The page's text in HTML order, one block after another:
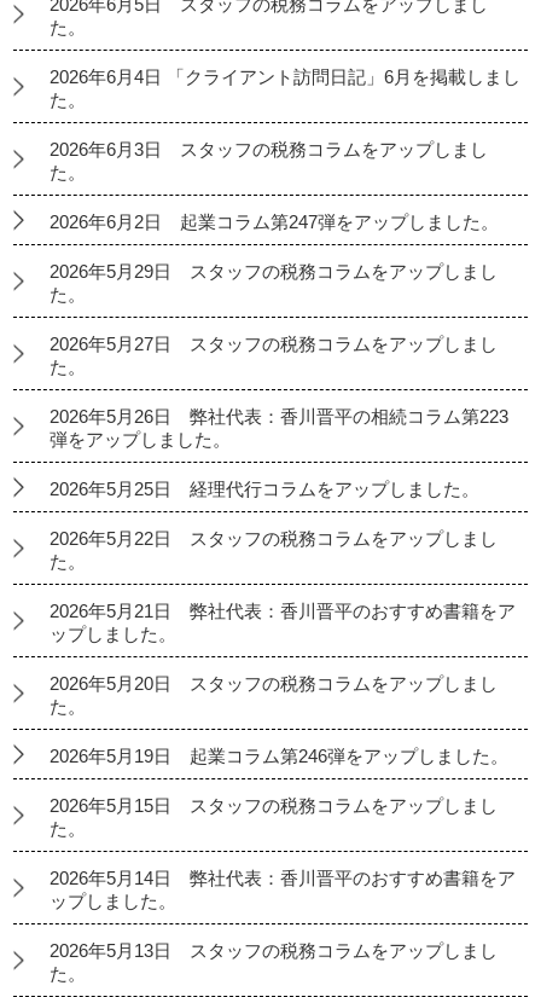
2026年6月5日 スタッフの税務コラムをアップしまし
た。
2026年6月4日 「クライアント訪問日記」6月を掲載しまし
た。
2026年6月3日 スタッフの税務コラムをアップしまし
た。
2026年6月2日 起業コラム第247弾をアップしました。
2026年5月29日 スタッフの税務コラムをアップしまし
た。
2026年5月27日 スタッフの税務コラムをアップしまし
た。
2026年5月26日 弊社代表：香川晋平の相続コラム第223
弾をアップしました。
2026年5月25日 経理代行コラムをアップしました。
2026年5月22日 スタッフの税務コラムをアップしまし
た。
2026年5月21日 弊社代表：香川晋平のおすすめ書籍をア
ップしました。
2026年5月20日 スタッフの税務コラムをアップしまし
た。
2026年5月19日 起業コラム第246弾をアップしました。
2026年5月15日 スタッフの税務コラムをアップしまし
た。
2026年5月14日 弊社代表：香川晋平のおすすめ書籍をア
ップしました。
2026年5月13日 スタッフの税務コラムをアップしまし
た。